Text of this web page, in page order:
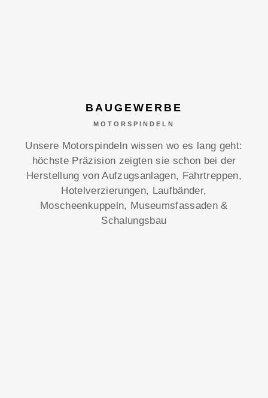
BAUGEWERBE
MOTORSPINDELN
Unsere Motorspindeln wissen wo es lang geht:
höchste Präzision zeigten sie schon bei der
Herstellung von Aufzugsanlagen, Fahrtreppen,
Hotelverzierungen, Laufbänder,
Moscheenkuppeln, Museumsfassaden &
Schalungsbau